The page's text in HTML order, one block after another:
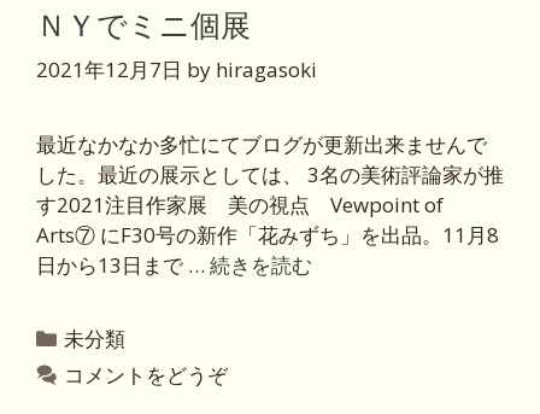
ＮＹでミニ個展
2021年12月7日 by hiragasoki
最近なかなか多忙にてブログが更新出来ませんで
した。最近の展示としては、 3名の美術評論家が推
す2021注目作家展 美の視点 Vewpoint of
Arts⑦ にF30号の新作「花みずち」を出品。11月8
日から13日まで … 続きを読む
カ
テ
未分類
コメントをどうぞ